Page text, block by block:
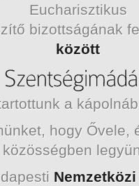
Eucharisztikus
bizottságának
között
a
hogy Ővele,
közösségben